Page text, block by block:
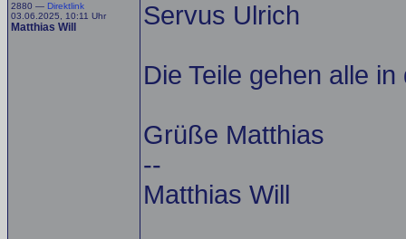
2880 — Direktlink
03.06.2025, 10:11 Uhr
Matthias Will Servus Ulrich
Die Teile gehen alle
Grüße Matthias
--
Matthias Will